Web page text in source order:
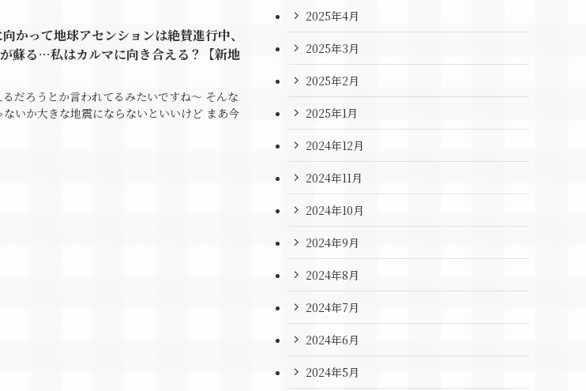
かって地球アセンションは絶賛進行中、
蘇る…私はカルマに向き合える？【新地
だろうとか言われてるみたいですね～ そんな
いか大きな地震にならないといいけど まあ今
2025年4月
2025年3月
2025年2月
2025年1月
2024年12月
2024年11月
2024年10月
2024年9月
2024年8月
2024年7月
2024年6月
2024年5月